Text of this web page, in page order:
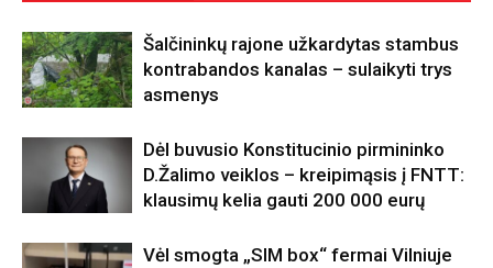
Šalčininkų rajone užkardytas stambus
kontrabandos kanalas – sulaikyti trys
asmenys
Dėl buvusio Konstitucinio pirmininko
D.Žalimo veiklos – kreipimąsis į FNTT:
klausimų kelia gauti 200 000 eurų
Vėl smogta „SIM box“ fermai Vilniuje